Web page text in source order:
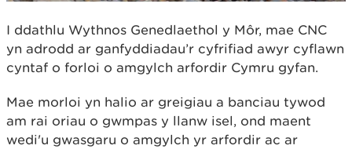
I ddathlu Wythnos Genedlaethol y Môr, mae CNC
yn adrodd ar ganfyddiadau’r cyfrifiad awyr cyflawn
cyntaf o forloi o amgylch arfordir Cymru gyfan.
Mae morloi yn halio ar greigiau a banciau tywod
am rai oriau o gwmpas y llanw isel, ond maent
wedi'u gwasgaru o amgylch yr arfordir ac ar